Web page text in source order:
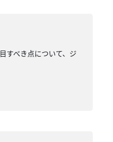
すべき点について、ジ